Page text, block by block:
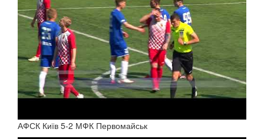
АФСК Київ 5-2 МФК Первомайськ